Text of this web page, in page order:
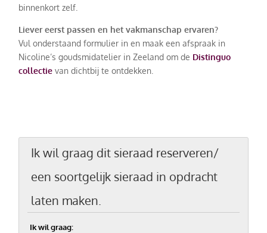
binnenkort zelf.
Liever eerst passen en het vakmanschap ervaren?
Vul onderstaand formulier in en maak een afspraak in
Nicoline’s goudsmidatelier in Zeeland om de Distinguo
collectie van dichtbij te ontdekken.
Ik wil graag dit sieraad reserveren/
een soortgelijk sieraad in opdracht
laten maken.
Ik wil graag: